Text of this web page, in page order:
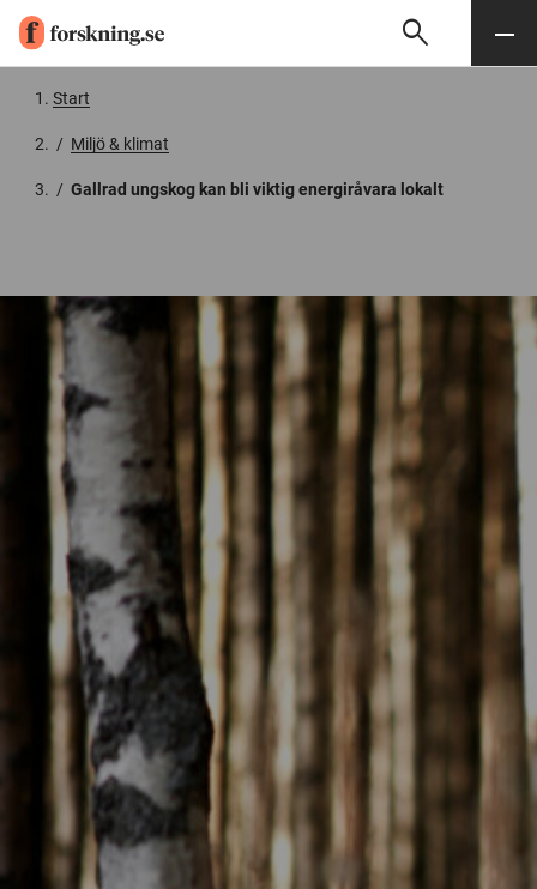
Söksearch Meny
Start
/ Miljö & klimat
/ Gallrad ungskog kan bli viktig energiråvara lokalt